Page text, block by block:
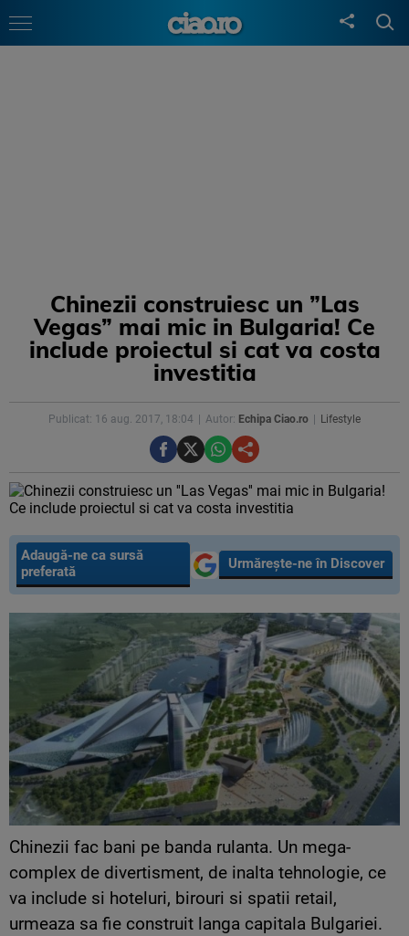
Chinezii construiesc un ”Las
Vegas” mai mic in Bulgaria! Ce
include proiectul si cat va costa
investitia
Publicat: 16 aug. 2017, 18:04 Autor: Echipa Ciao.ro Lifestyle
Adaugă-ne ca sursă
preferată
Urmărește-ne în Discover
Chinezii fac bani pe banda rulanta. Un mega-
complex de divertisment, de inalta tehnologie, ce
va include si hoteluri, birouri si spatii retail,
urmeaza sa fie construit langa capitala Bulgariei.